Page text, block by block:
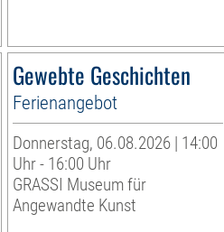
Gewebte Geschichten
Ferienangebot
Donnerstag, 06.08.2026 | 14:00
Uhr - 16:00 Uhr
GRASSI Museum für
Angewandte Kunst